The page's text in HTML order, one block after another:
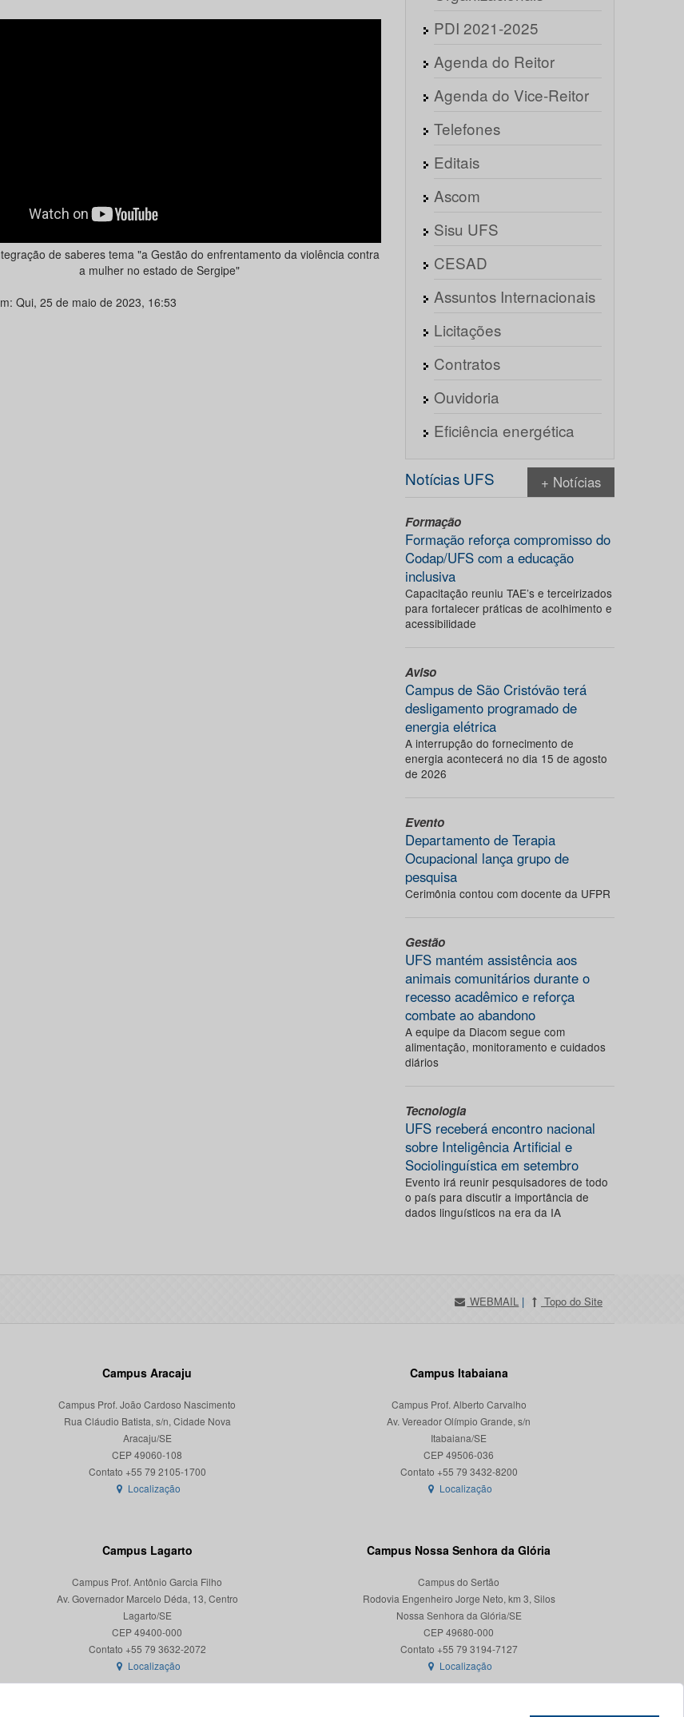
de saberes tema "a Gestão do enfrentamento da violência contra
a mulher no estado de Sergipe"
Qui, 25 de maio de 2023, 16:53
PDI 2021-2025
Agenda do Reitor
Agenda do Vice-Reitor
Telefones
Editais
Ascom
Sisu UFS
CESAD
Assuntos Internacionais
Licitações
Contratos
Ouvidoria
Eficiência energética
Notícias UFS + Notícias
Formação
Formação reforça compromisso do
Codap/UFS com a educação
inclusiva
Capacitação reuniu TAE’s e terceirizados
para fortalecer práticas de acolhimento e
acessibilidade
Aviso
Campus de São Cristóvão terá
desligamento programado de
energia elétrica
A interrupção do fornecimento de
energia acontecerá no dia 15 de agosto
de 2026
Evento
Departamento de Terapia
Ocupacional lança grupo de
pesquisa
Cerimônia contou com docente da UFPR
Gestão
UFS mantém assistência aos
animais comunitários durante o
recesso acadêmico e reforça
combate ao abandono
A equipe da Diacom segue com
alimentação, monitoramento e cuidados
diários
Tecnologia
UFS receberá encontro nacional
sobre Inteligência Artificial e
Sociolinguística em setembro
Evento irá reunir pesquisadores de todo
o país para discutir a importância de
dados linguísticos na era da IA
WEBMAIL | Topo do Site
Campus Aracaju
Campus Prof. João Cardoso Nascimento
Rua Cláudio Batista, s/n, Cidade Nova
Aracaju/SE
CEP 49060-108
Localização
Campus Itabaiana
Campus Prof. Alberto Carvalho
Av. Vereador Olímpio Grande, s/n
Itabaiana/SE
CEP 49506-036
Localização
Campus Lagarto
Campus Prof. Antônio Garcia Filho
Av. Governador Marcelo Déda, 13, Centro
Lagarto/SE
CEP 49400-000
Localização
Campus Nossa Senhora da Glória
Campus do Sertão
Rodovia Engenheiro Jorge Neto, km 3, Silos
Nossa Senhora da Glória/SE
CEP 49680-000
Contato +55 79 3194-7127
Localização